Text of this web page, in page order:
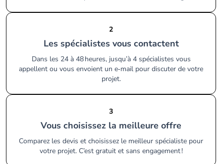
2
Les spécialistes vous contactent
Dans les 24 à 48 heures, jusqu’à 4 spécialistes vous
appellent ou vous envoient un e‑mail pour discuter de votre
projet.
3
Vous choisissez la meilleure offre
Comparez les devis et choisissez le meilleur spécialiste pour
votre projet. C’est gratuit et sans engagement !